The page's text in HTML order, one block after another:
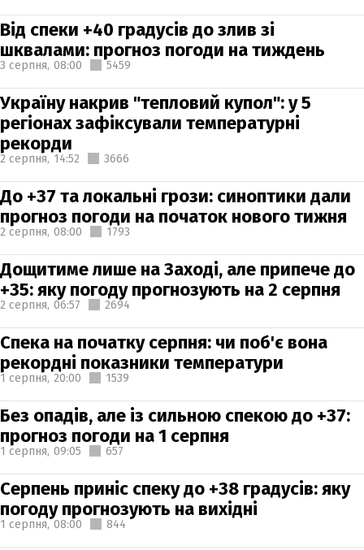
Від спеки +40 градусів до злив зі
шквалами: прогноз погоди на тиждень
3 серпня, 08:00 5459
Україну накрив "тепловий купол": у 5
регіонах зафіксували температурні
рекорди
2 серпня, 14:52 3666
До +37 та локальні грози: синоптики дали
прогноз погоди на початок нового тижня
2 серпня, 08:00 1793
Дощитиме лише на Заході, але припече до
+35: яку погоду прогнозують на 2 серпня
2 серпня, 06:57 2694
Спека на початку серпня: чи поб'є вона
рекордні показники температури
1 серпня, 20:00 1539
Без опадів, але із сильною спекою до +37:
прогноз погоди на 1 серпня
1 серпня, 09:05 657
Серпень приніс спеку до +38 градусів: яку
погоду прогнозують на вихідні
1 серпня, 08:00 844